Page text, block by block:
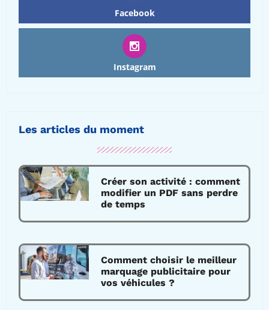
Facebook
Instagram
Les articles du moment
Créer son activité : comment
modifier un PDF sans perdre
de temps
Comment choisir le meilleur
marquage publicitaire pour
vos véhicules ?